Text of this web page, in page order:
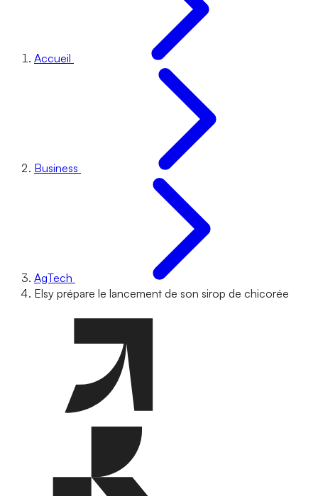
Accueil
Business
AgTech
Elsy prépare le lancement de son sirop de chicorée